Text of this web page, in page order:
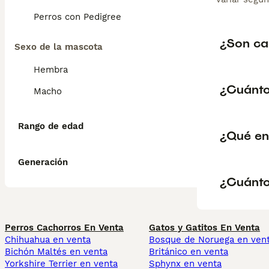
Perros con Pedigree
Sexo de la mascota
Hembra
Macho
Rango de edad
Generación
¿Son
¿Qué
Perros Cachorros En Venta
Chihuahua en venta
Bichón Maltés en venta
Yorkshire Terrier en venta
Gatos y Gatitos En Venta
Bosque de Noruega en
Británico en venta
Sphynx en venta